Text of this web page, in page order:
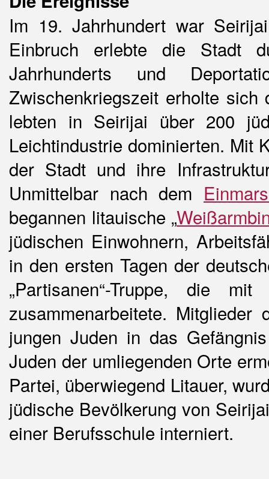
Im 19. Jahrhundert war
Einbruch erlebte die Stadt
Jahrhunderts und
Zwischenkriegszeit erholte
lebten in Seirijai über 200
Leichtindustrie dominierten. Mit
der Stadt und ihre
Unmittelbar nach dem
begannen litauische „
jüdischen Einwohnern,
in den ersten Tagen der
„Partisanen“-Truppe, die
zusammenarbeitete.
jungen Juden in das
Juden der umliegenden Orte
Partei, überwiegend Litauer,
jüdische Bevölkerung von
einer Berufsschule interniert.